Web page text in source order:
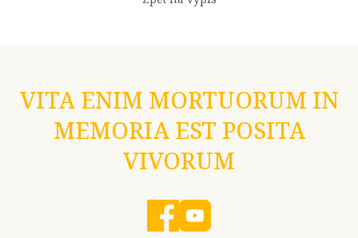
VITA ENIM MORTUORUM IN
MEMORIA EST POSITA
VIVORUM